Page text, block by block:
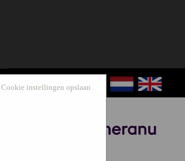
Cookie instellingen opslaan